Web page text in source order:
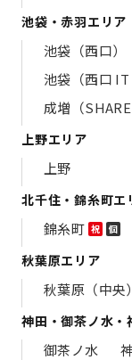
池袋・赤羽エリア
池袋（西口）
池袋（西口 IT
成増（
上野エリア
上野
北千住・錦糸町エ
錦糸町 祝 個
秋葉原エリア
秋葉原（中央）
神田・御茶ノ水・
御茶ノ水